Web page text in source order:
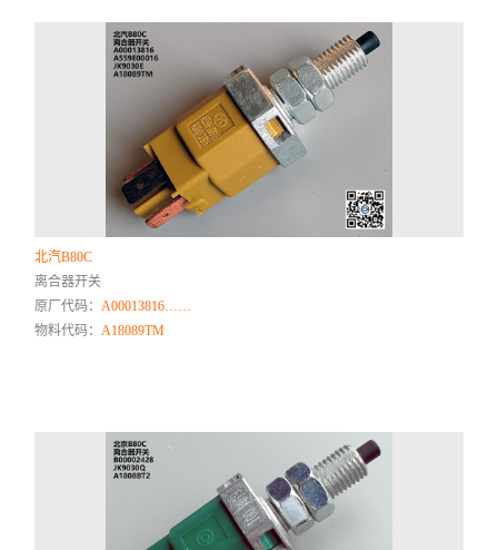
北汽B80C
离合器开关
原厂代码：A00013816……
物料代码：A18089TM